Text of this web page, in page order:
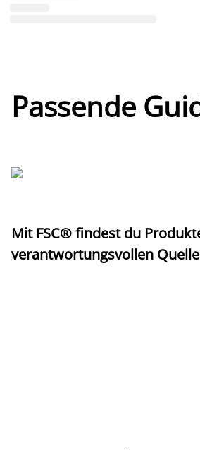
Passende
Mit FSC® findest du
verantwortungsvollen